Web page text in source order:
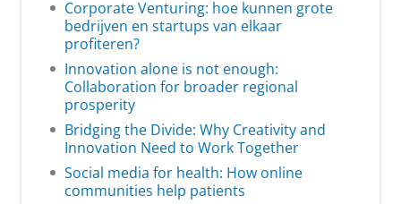
Corporate Venturing: hoe kunnen grote
bedrijven en startups van elkaar
profiteren?
Innovation alone is not enough:
Collaboration for broader regional
prosperity
Bridging the Divide: Why Creativity and
Innovation Need to Work Together
Social media for health: How online
communities help patients